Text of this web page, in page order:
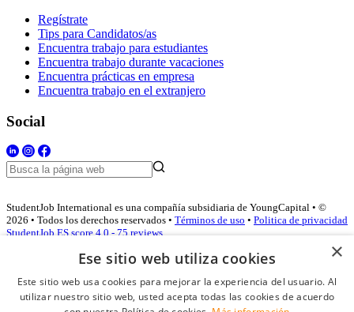
Regístrate
Tips para Candidatos/as
Encuentra trabajo para estudiantes
Encuentra trabajo durante vacaciones
Encuentra prácticas en empresa
Encuentra trabajo en el extranjero
Social
StudentJob International es una compañía subsidiaria de YoungCapital • ©
2026 • Todos los derechos reservados • Términos de uso • Politica de privacidad
StudentJob ES score 4.0 - 75 reviews
Acceso empresas
×
Ese sitio web utiliza cookies
Este sitio web usa cookies para mejorar la experiencia del usuario. Al
utilizar nuestro sitio web, usted acepta todas las cookies de acuerdo